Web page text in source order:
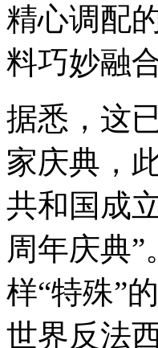
精心调配
料巧妙融
据悉，这
家庆典，
共和国成
周年庆典
样“特殊”
世界反法